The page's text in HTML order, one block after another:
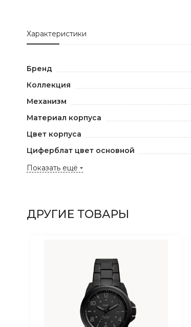
Характеристики
Бренд
Коллекция
Механизм
Материал корпуса
Цвет корпуса
Циферблат цвет основной
Показать ещё
ДРУГИЕ ТОВАРЫ